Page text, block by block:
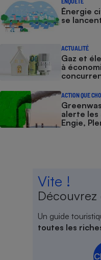
Énergie
se
ACTUALITÉ
Gaz et
à
ACTION QUE
alerte les
Engie,
Vite !
Un guide
toutes les